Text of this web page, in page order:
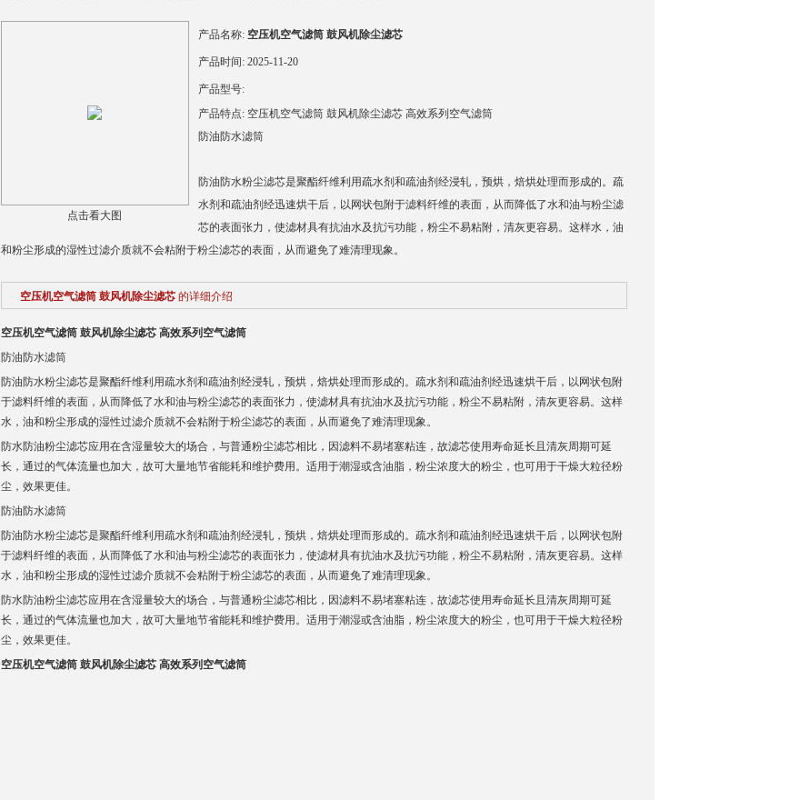
点击看大图
产品名称: 空压机空气滤筒 鼓风机除尘滤芯
产品时间: 2025-11-20
产品型号:
产品特点: 空压机空气滤筒 鼓风机除尘滤芯 高效系列空气滤筒
防油防水滤筒
防油防水粉尘滤芯是聚酯纤维利用疏水剂和疏油剂经浸轧，预烘，焙烘处理而形成的。疏
水剂和疏油剂经迅速烘干后，以网状包附于滤料纤维的表面，从而降低了水和油与粉尘滤
芯的表面张力，使滤材具有抗油水及抗污功能，粉尘不易粘附，清灰更容易。这样水，油
和粉尘形成的湿性过滤介质就不会粘附于粉尘滤芯的表面，从而避免了难清理现象。
空压机空气滤筒 鼓风机除尘滤芯 的详细介绍
空压机空气滤筒 鼓风机除尘滤芯高效系列空气滤筒
防油防水滤筒
防油防水粉尘滤芯是聚酯纤维利用疏水剂和疏油剂经浸轧，预烘，焙烘处理而形成的。疏水剂和疏油剂经迅速烘干后，以网状包附
于滤料纤维的表面，从而降低了水和油与粉尘滤芯的表面张力，使滤材具有抗油水及抗污功能，粉尘不易粘附，清灰更容易。这样
水，油和粉尘形成的湿性过滤介质就不会粘附于粉尘滤芯的表面，从而避免了难清理现象。
防水防油粉尘滤芯应用在含湿量较大的场合，与普通粉尘滤芯相比，因滤料不易堵塞粘连，故滤芯使用寿命延长且清灰周期可延
长，通过的气体流量也加大，故可大量地节省能耗和维护费用。适用于潮湿或含油脂，粉尘浓度大的粉尘，也可用于干燥大粒径粉
尘，效果更佳。
防油防水滤筒
防油防水粉尘滤芯是聚酯纤维利用疏水剂和疏油剂经浸轧，预烘，焙烘处理而形成的。疏水剂和疏油剂经迅速烘干后，以网状包附
于滤料纤维的表面，从而降低了水和油与粉尘滤芯的表面张力，使滤材具有抗油水及抗污功能，粉尘不易粘附，清灰更容易。这样
水，油和粉尘形成的湿性过滤介质就不会粘附于粉尘滤芯的表面，从而避免了难清理现象。
防水防油粉尘滤芯应用在含湿量较大的场合，与普通粉尘滤芯相比，因滤料不易堵塞粘连，故滤芯使用寿命延长且清灰周期可延
长，通过的气体流量也加大，故可大量地节省能耗和维护费用。适用于潮湿或含油脂，粉尘浓度大的粉尘，也可用于干燥大粒径粉
尘，效果更佳。
空压机空气滤筒 鼓风机除尘滤芯高效系列空气滤筒